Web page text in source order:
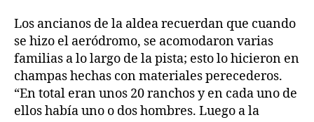
Los ancianos de la aldea recuerdan que cuando
se hizo el aeródromo, se acomodaron varias
familias a lo largo de la pista; esto lo hicieron en
champas hechas con materiales perecederos.
“En total eran unos 20 ranchos y en cada uno de
ellos había uno o dos hombres. Luego a la